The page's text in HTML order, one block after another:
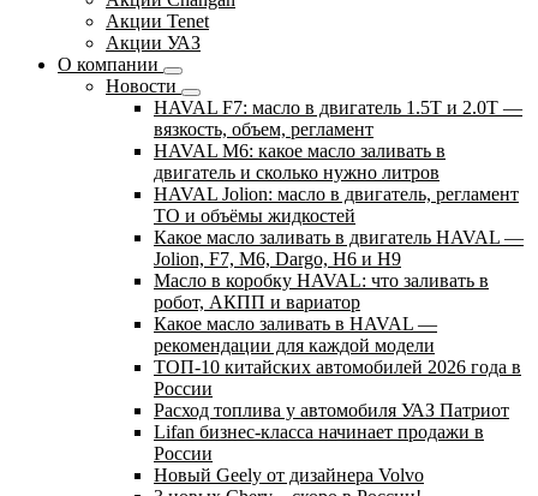
Акции Tenet
Акции УАЗ
О компании
Новости
HAVAL F7: масло в двигатель 1.5T и 2.0T —
вязкость, объем, регламент
HAVAL M6: какое масло заливать в
двигатель и сколько нужно литров
HAVAL Jolion: масло в двигатель, регламент
ТО и объёмы жидкостей
Какое масло заливать в двигатель HAVAL —
Jolion, F7, M6, Dargo, H6 и H9
Масло в коробку HAVAL: что заливать в
робот, АКПП и вариатор
Какое масло заливать в HAVAL —
рекомендации для каждой модели
ТОП-10 китайских автомобилей 2026 года в
России
Расход топлива у автомобиля УАЗ Патриот
Lifan бизнес-класса начинает продажи в
России
Новый Geely от дизайнера Volvo